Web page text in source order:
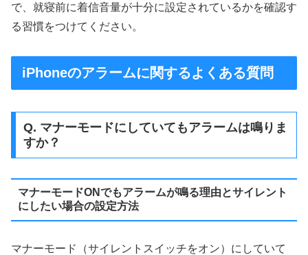
で、就寝前に着信音量が十分に設定されているかを確認す
る習慣をつけてください。
iPhoneのアラームに関するよくある質問
Q. マナーモードにしていてもアラームは鳴りま
すか？
マナーモードONでもアラームが鳴る理由とサイレント
にしたい場合の設定方法
マナーモード（サイレントスイッチをオン）にしていて